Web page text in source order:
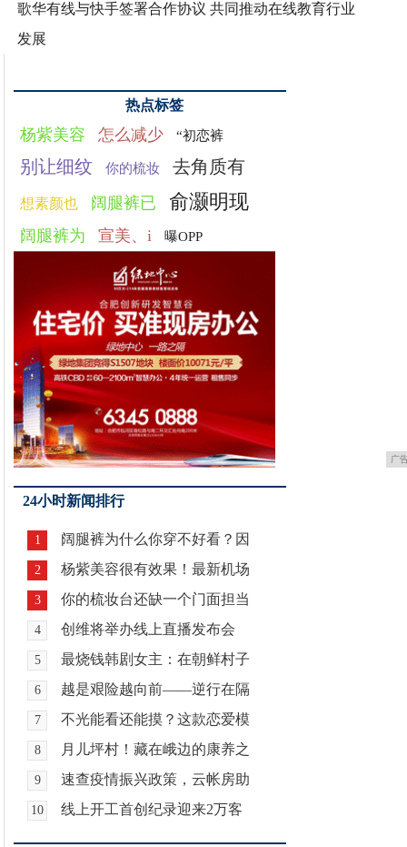
歌华有线与快手签署合作协议 共同推动在线教育行业
发展
热点标签
杨紫美容 怎么减少 “初恋裤
别让细纹 你的梳妆 去角质有
想素颜也 阔腿裤已 俞灏明现
阔腿裤为 宣美、i 曝OPP
广
24小时新闻排行
1 阔腿裤为什么你穿不好看？因
2 杨紫美容很有效果！最新机场
3 你的梳妆台还缺一个门面担当
4 创维将举办线上直播发布会
5 最烧钱韩剧女主：在朝鲜村子
6 越是艰险越向前——逆行在隔
7 不光能看还能摸？这款恋爱模
8 月儿坪村！藏在峨边的康养之
9 速查疫情振兴政策，云帐房助
10 线上开工首创纪录迎来2万客